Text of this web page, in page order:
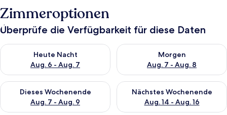
Zimmeroptionen
Überprüfe die Verfügbarkeit für diese Daten
Heute Nacht
Aug. 6 - Aug. 7
Überprüfe die Verfügbarkeit für heute Nacht, Aug. 6 - Aug. 7.
Morgen
Aug. 7 - Aug. 8
Überprüfe die Verfügbarkeit
Dieses Wochenende
Aug. 7 - Aug. 9
Überprüfe die Verfügbarkeit für dieses Wochenende, Aug. 7
Nächstes Wochenende
Aug. 14 - Aug. 16
Überprüfe die Verfügbarkeit